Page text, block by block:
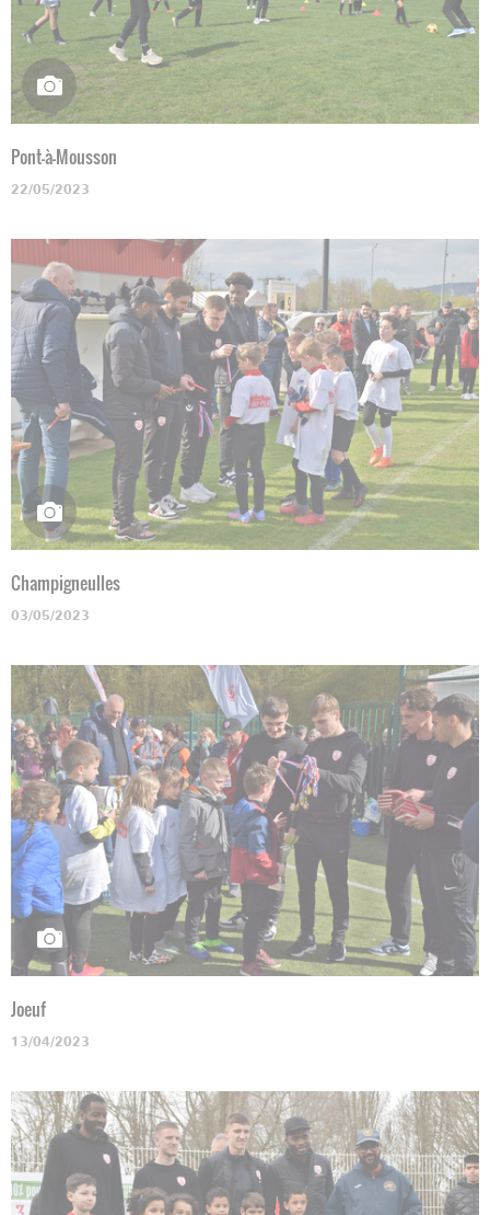
Pont-à-Mousson
22/05/2023
Champigneulles
03/05/2023
Joeuf
13/04/2023